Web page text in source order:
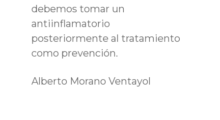
debemos tomar un
antiinflamatorio
posteriormente al tratamiento
como prevención.
Alberto Morano Ventayol